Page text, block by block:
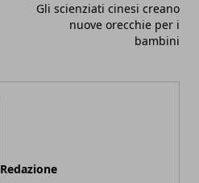
Gli scienziati cinesi creano
nuove orecchie per i
bambini
Redazione